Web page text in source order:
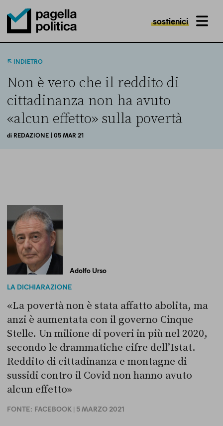
Pagella Politica Logo
sostienici MENU
INDIETRO
Non è vero che il reddito di
cittadinanza non ha avuto
«alcun effetto» sulla povertà
di REDAZIONE | 05 MAR 21
Adolfo Urso
LA DICHIARAZIONE
«La povertà non è stata affatto abolita, ma
anzi è aumentata con il governo Cinque
Stelle. Un milione di poveri in più nel 2020,
secondo le drammatiche cifre dell’Istat.
Reddito di cittadinanza e montagne di
sussidi contro il Covid non hanno avuto
alcun effetto»
FONTE: FACEBOOK | 5 MARZO 2021